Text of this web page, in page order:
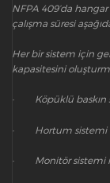
NFPA 409’da
çalışma süresi
Her bir sistem için
kapasitesini
· Köpüklü baskın
· Hortum sistemi
· Monitör sistemi